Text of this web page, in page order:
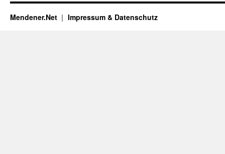
Mendener.Net Impressum & Datenschutz